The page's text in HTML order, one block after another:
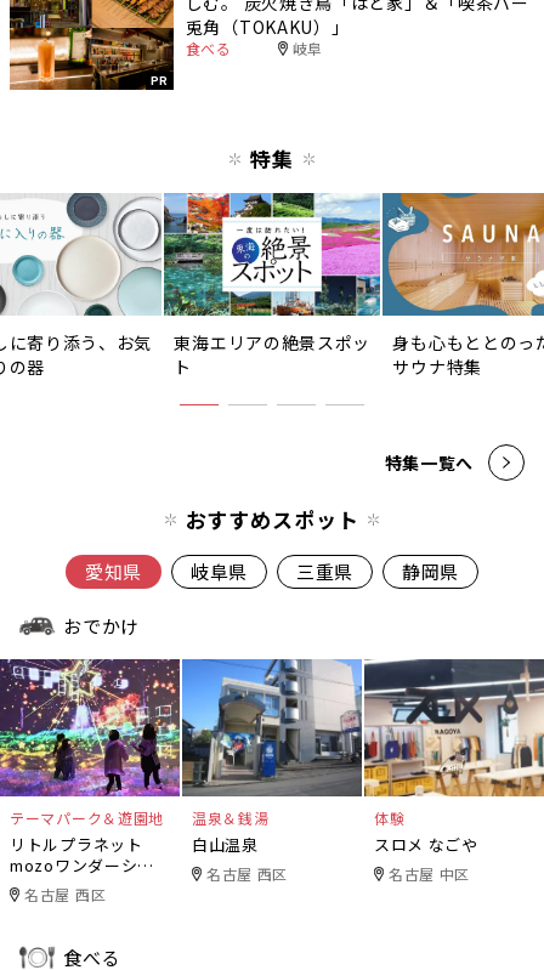
PR
兎角（TOKAKU）」
食べる 岐阜
特集
に寄り添う、お気
の器
東海エリアの絶景スポッ
ト
身も心もととのっ
サウナ特集
特集一覧へ
おすすめスポット
愛知県 岐阜県 三重県 静岡県
おでかけ
テーマパーク＆遊園地
リトルプラネット
mozoワンダーシテ
ィ 名古屋 西区
温泉＆銭湯
白山温泉
名古屋 西区
体験
スロメ なごや
名古屋 中区
食べる